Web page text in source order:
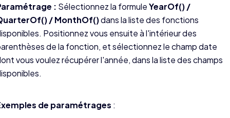
: Sélectionnez la formuleYearOf() /
/ MonthOf()dans la liste des fonctions
Positionnez vous ensuite à l'intérieur des
de la fonction, et sélectionnez le champ date
vous voulez récupérer l'année, dans la liste des champs
de paramétrages :